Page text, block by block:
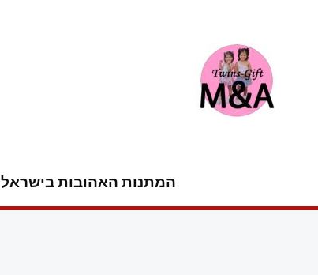
המתנות האהובות בישראל 2025 -2026